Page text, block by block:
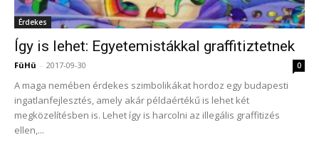
Érdekes
Így is lehet: Egyetemistákkal graffitiztetnek
FüHü - 2017-09-30 0
A maga nemében érdekes szimbolikákat hordoz egy budapesti
ingatlanfejlesztés, amely akár példaértékű is lehet két
megközelítésben is. Lehet így is harcolni az illegális graffitizés
ellen,...